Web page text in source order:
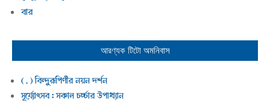
বার
আরণ্যক টিটোঅমনিবাস
( . ) বিন্দুরূপিণীর নয়ন দর্শন
সূর্য্যোৎসব : সকাল চর্চ্চার উপাখ্যান